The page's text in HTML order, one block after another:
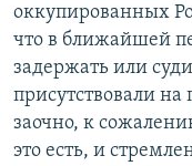
оккупированных
что в ближайшей
задержать или
присутствовали
заочно, к
это есть, и